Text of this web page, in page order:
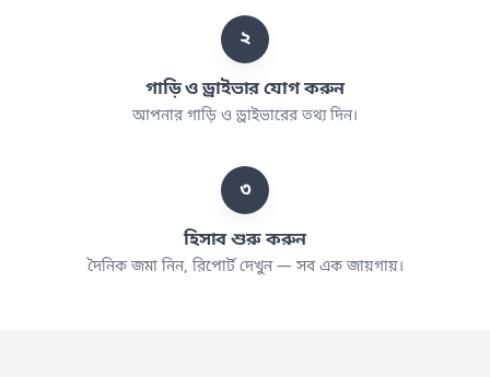
২
গাড়ি ও ড্রাইভার যোগ করুন
আপনার গাড়ি ও ড্রাইভারের তথ্য দিন।
৩
হিসাব শুরু করুন
দৈনিক জমা নিন, রিপোর্ট দেখুন — সব এক জায়গায়।